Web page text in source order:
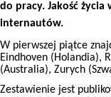
do pracy. Jakość życia
internautów.
W pierwszej piątce
Eindhoven (Holandia),
(Australia), Zurych
Zestawienie jest